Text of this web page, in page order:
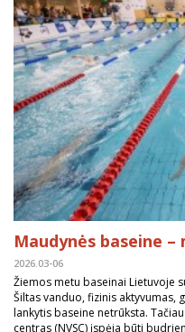
Maudynės baseine
2026.03-06
Žiemos metu baseinai Lietuvoje
Šiltas vanduo, fizinis aktyvumas,
lankytis baseine netrūksta.
centras (NVSC) įspėja būti